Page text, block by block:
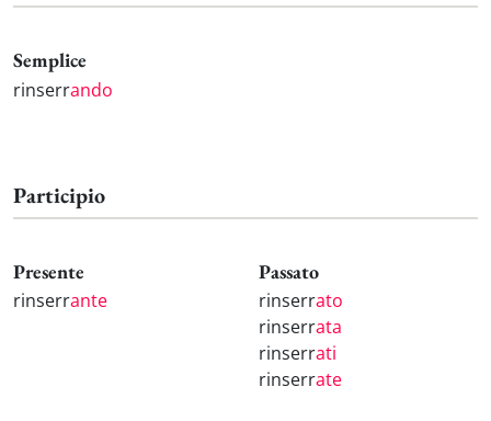
Semplice
rinserrando
Participio
Presente
rinserrante
Passato
rinserrato
rinserrata
rinserrati
rinserrate